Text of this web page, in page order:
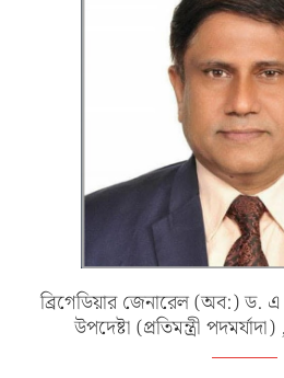
ব্রিগেডিয়ার জেনারেল (অব:) ড.
উপদেষ্টা (প্রতিমন্ত্রী